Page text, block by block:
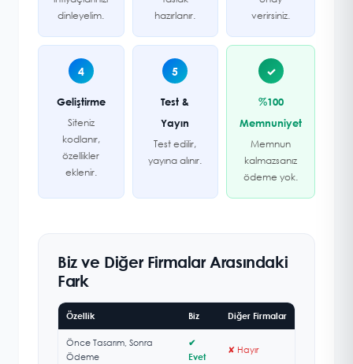
dinleyelim.
hazırlanır.
verirsiniz.
4
Geliştirme
Siteniz
kodlanır,
özellikler
eklenir.
5
Test &
Yayın
Test edilir,
yayına alınır.
✓
%100
Memnuniyet
Memnun
kalmazsanız
ödeme yok.
Biz ve Diğer Firmalar Arasındaki
Fark
Özellik Biz Diğer Firmalar
Önce Tasarım, Sonra
Ödeme
✔
Evet
✘ Hayır